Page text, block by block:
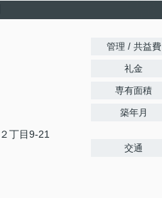
２丁目9-21
管理 / 共益費
礼金
専有面積
築年月
交通